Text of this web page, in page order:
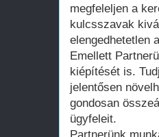
megfeleljen a
kulcsszavak
elengedhetetlen
Emellett
kiépítését is.
jelentősen
gondosan
ügyfeleit.